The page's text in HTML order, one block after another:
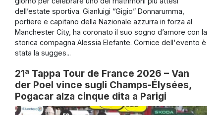
dell’estate sportiva. Gianluigi “Gigio” Donnarumma,
portiere e capitano della Nazionale azzurra in forza al
Manchester City, ha coronato il suo sogno d’amore con la
storica compagna Alessia Elefante. Cornice dell'evento è
stata la sugges...
21ª Tappa Tour de France 2026 – Van
der Poel vince sugli Champs-Élysées,
Pogacar alza cinque dita a Parigi